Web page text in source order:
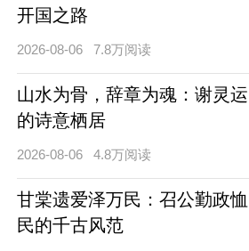
开国之路
2026-08-06 7.8万阅读
山水为骨，辞章为魂：谢灵运
的诗意栖居
2026-08-06 4.8万阅读
甘棠遗爱泽万民：召公勤政恤
民的千古风范